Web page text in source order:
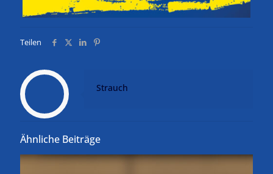
Teilen
Strauch
Ähnliche Beiträge